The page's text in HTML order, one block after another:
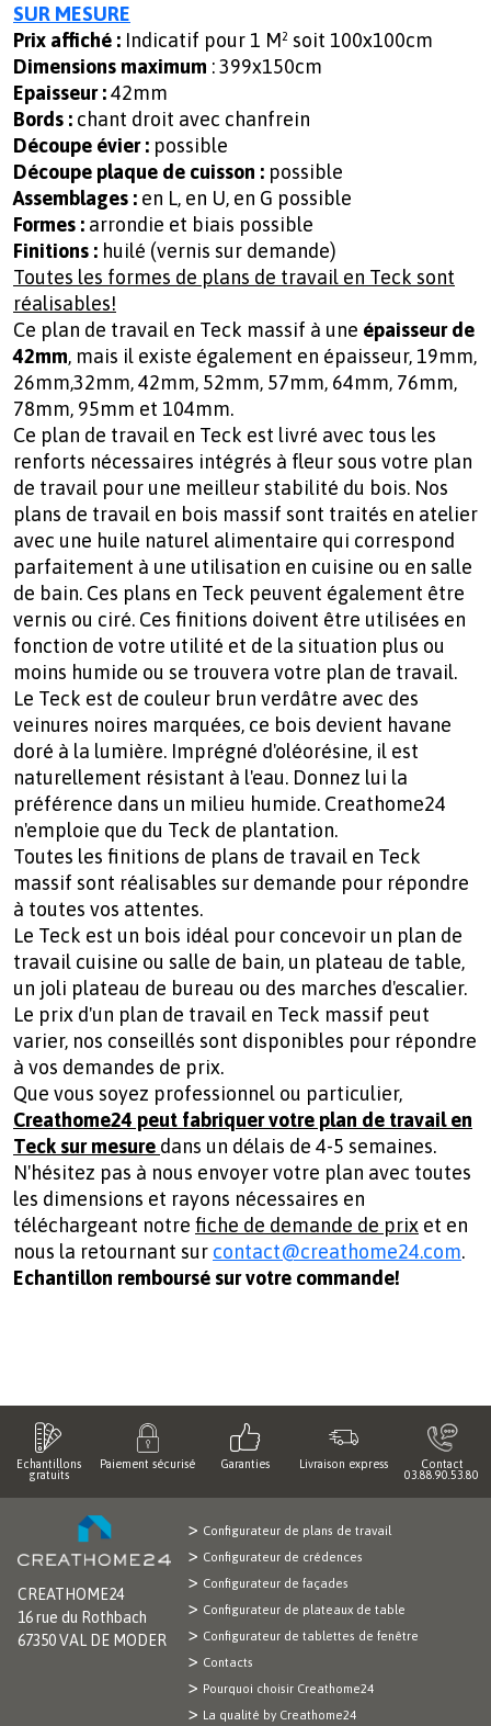
SUR MESURE
Prix affiché : Indicatif pour 1 M² soit 100x100cm
Dimensions maximum : 399x150cm
Epaisseur :42mm
Bords : chant droit avec chanfrein
Découpe évier : possible
Découpe plaque de cuisson : possible
Assemblages : en L, en U, en G possible
Formes : arrondie et biais possible
Finitions : huilé (vernis sur demande)
Toutes les formes de plans de travail en Teck sont
réalisables!
Ce plan de travail en Teck massif à une épaisseur de
42mm, mais il existe également en épaisseur, 19mm,
26mm,32mm, 42mm, 52mm, 57mm, 64mm, 76mm,
78mm, 95mm et 104mm.
Ce plan de travail en Teck est livré avec tous les
renforts nécessaires intégrés à fleur sous votre plan
de travail pour une meilleur stabilité du bois. Nos
plans de travail en bois massif sont traités en atelier
avec une huile naturel alimentaire qui correspond
parfaitement à une utilisation en cuisine ou en salle
de bain. Ces plans en Teck peuvent également être
vernis ou ciré. Ces finitions doivent être utilisées en
fonction de votre utilité et de la situation plus ou
moins humide ou se trouvera votre plan de travail.
Le Teck est de couleur brun verdâtre avec des
veinures noires marquées, ce bois devient havane
doré à la lumière. Imprégné d'oléorésine, il est
naturellement résistant à l'eau. Donnez lui la
préférence dans un milieu humide. Creathome24
n'emploie que du Teck de plantation.
Toutes les finitions de plans de travail en Teck
massif sont réalisables sur demande pour répondre
à toutes vos attentes.
Le Teck est un bois idéal pour concevoir un plan de
travail cuisine ou salle de bain, un plateau de table,
un joli plateau de bureau ou des marches d'escalier.
Le prix d'un plan de travail en Teck massif peut
varier, nos conseillés sont disponibles pour répondre
à vos demandes de prix.
Que vous soyez professionnel ou particulier,
Creathome24 peut fabriquer votre plan de travail en
Teck sur mesure dans un délais de 4-5 semaines.
N'hésitez pas à nous envoyer votre plan avec toutes
les dimensions et rayons nécessaires en
téléchargeant notre fiche de demande de prix et en
nous la retournant sur contact@creathome24.com.
Echantillon remboursé sur votre commande!
Echantillons
gratuits
Paiement sécurisé Garanties Livraison express
Contact
03.88.90.53.80
CREATHOME24
16 rue du Rothbach
67350 VAL DE MODER
Configurateur de plans de travail
Configurateur de crédences
Configurateur de façades
Configurateur de plateaux de table
Configurateur de tablettes de fenêtre
Contacts
Pourquoi choisir Creathome24
La qualité by Creathome24